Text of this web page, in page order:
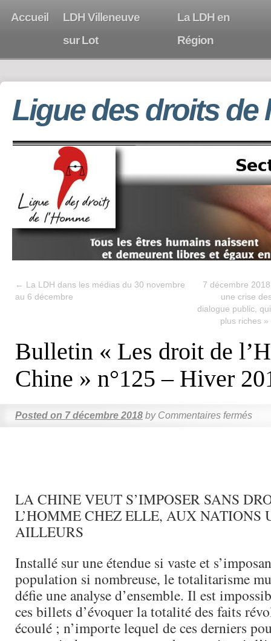
Accueil
LDH Villeneuve
sur Lot
La LDH en
Région
Ligue des droits de
← La LDH dans les médias du 30 novembre
au 6 décembre
7 décembre
une crise
dialogue public,
plus riches
Bulletin « Les droit de
Chine » n°125 – Hiver
Posted on 7 décembre 2018 by Commentaires fermés
LA CHINE VEUT S’IMPOSER SANS
L’HOMME CHEZ ELLE, AUX NATIONS
AILLEURS
Installé sur une étendue si vaste et
population si nombreuse, le totalitarisme
défie une analyse d’ensemble. Il est
ces billets d’évoquer la totalité des faits
écoulé ; n’importe lequel de ces derniers